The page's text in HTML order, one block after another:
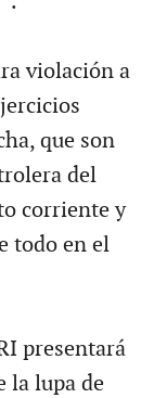
violación a
que son
del
corriente y
todo en el
presentará
la lupa de